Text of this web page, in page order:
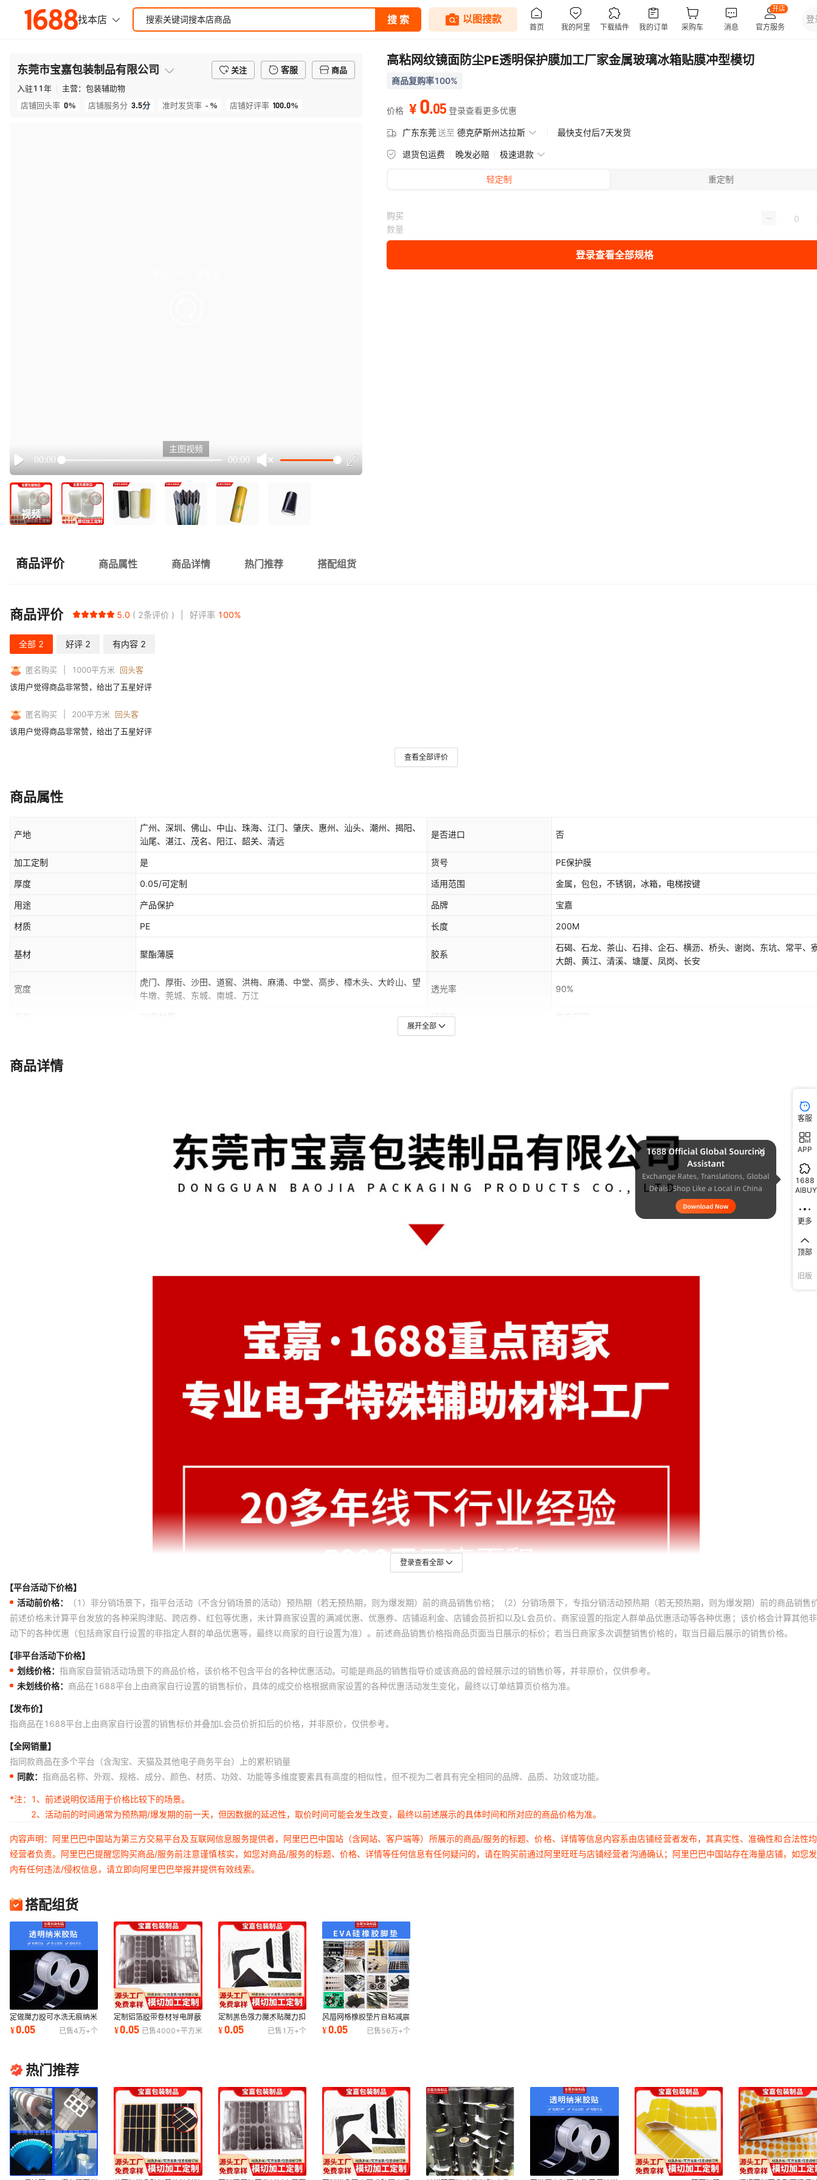
东莞市宝嘉包装制品有限公司 关注 客服
商品
入驻11年 主营： 包装辅助物
店铺回头率 0% 店铺服务分 3.5分 准时发货率 - % 店铺好评率 100.0%
Play
00:00 00:00
主图视频
视频
高粘网纹镜面防尘PE透明保护膜加工厂家金属玻璃冰箱贴膜冲型模切
商品复购率100%
价格 ¥ 0.05 登录查看更多优惠
广东东莞送至 德克萨斯州达拉斯 最快支付后7天发货
退货包运费 晚发必赔 极速退款
轻定制 重定制
购买
数量
登录查看全部规格
商品评价 商品属性 商品详情 热门推荐 搭配组货
商品评价 5.0 2条评价 好评率 100%
全部 2 好评 2 有内容 2
匿名购买 1000平方米
回头客
该用户觉得商品非常赞，给出了五星好评
匿名购买 200平方米
回头客
该用户觉得商品非常赞，给出了五星好评
查看全部评价
商品属性
产地
广州、深圳、佛山、中山、珠海、江门、肇庆、惠州、汕头、潮州、揭阳、
汕尾、湛江、茂名、阳江、韶关、清远
是否进口 否
加工定制 是 货号 PE保护膜
厚度 0.05/可定制 适用范围 金属，包包，不锈钢，冰箱，电梯按键
用途 产品保护 品牌 宝嘉
材质 PE 长度 200M
基材 聚酯薄膜 胶系
石碣、石龙、茶山、石排、企石、横沥、桥头、谢岗、东坑、常平、
大朗、黄江、清溪、塘厦、凤岗、长安
宽度
虎门、厚街、沙田、道窖、洪梅、麻涌、中堂、高步、樟木头、大岭山、望
牛墩、莞城、东城、南城、万江
透光率 90%
订货号
卷芯材质
是否跨境出口专供货源
展开全部
商品详情
登录查看全部
【平台活动下价格】
活动前价格：
（1）非分销场景下，指平台活动（不含分销场景的活动）预热期（若无预热期，则为爆发期）前的商品销售价格；（2）分销场景下，专指分销活动预热期（若无预热期，则为爆发期）前的商品销售
前述价格未计算平台发放的各种采购津贴、跨店券、红包等优惠，未计算商家设置的满减优惠、优惠券、店铺返利金、店铺会员折扣以及L会员价、商家设置的指定人群单品优惠活动等各种优惠；该价格会计算其他
动下的各种优惠（包括商家自行设置的非指定人群的单品优惠等，最终以商家的自行设置为准）。前述商品销售价格指商品页面当日展示的标价；若当日商家多次调整销售价格的，取当日最后展示的销售价格。
【非平台活动下价格】
划线价格： 指商家自营销活动场景下的商品价格，该价格不包含平台的各种优惠活动。可能是商品的销售指导价或该商品的曾经展示过的销售价等，并非原价，仅供参考。
未划线价格： 商品在1688平台上由商家自行设置的销售标价，具体的成交价格根据商家设置的各种优惠活动发生变化，最终以订单结算页价格为准。
【发布价】
指商品在1688平台上由商家自行设置的销售标价并叠加L会员价折扣后的价格，并非原价，仅供参考。
【全网销量】
指同款商品在多个平台（含淘宝、天猫及其他电子商务平台）上的累积销量
同款： 指商品名称、外观、规格、成分、颜色、材质、功效、功能等多维度要素具有高度的相似性，但不视为二者具有完全相同的品牌、品质、功效或功能。
*注：
1、前述说明仅适用于价格比较下的场景。
2、活动前的时间通常为预热期/爆发期的前一天，但因数据的延迟性，取价时间可能会发生改变，最终以前述展示的具体时间和所对应的商品价格为准。
内容声明：阿里巴巴中国站为第三方交易平台及互联网信息服务提供者，阿里巴巴中国站（含网站、客户端等）所展示的商品/服务的标题、价格、详情等信息内容系由店铺经营者发布，其真实性、准确性和合法性
经营者负责。阿里巴巴提醒您购买商品/服务前注意谨慎核实，如您对商品/服务的标题、价格、详情等任何信息有任何疑问的，请在购买前通过阿里旺旺与店铺经营者沟通确认；阿里巴巴中国站存在海量店铺，如您
内有任何违法/侵权信息，请立即向阿里巴巴举报并提供有效线索。
搭配组货
定做魔力胶可水洗无痕纳米
胶透明防滑亚克力15mm纳
米双面胶带模切
¥0.05 已售4万+个
定制铝箔胶带卷材导电屏蔽
耐高温补漏铝箔纸模切冲型
半断切片加工
¥0.05 已售4000+平方米
定制黑色强力魔术贴魔力扣
双面胶无痕挂钩胶对联胶纳
米双面胶
¥0.05 已售 1万+个
风扇网格橡胶垫片自粘减震
防滑缓冲海绵泡棉eva硅胶
脚垫模切定制
¥0.05 已售56万+个
热门推荐
客服
APP
1688
AIBUY
更多
顶部
旧版